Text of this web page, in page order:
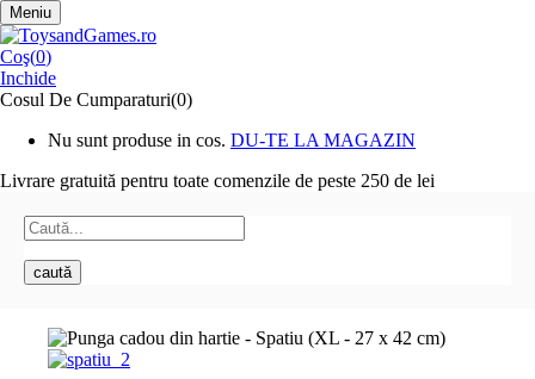
Meniu
Coş(0)
Inchide
Cosul De Cumparaturi(0)
Nu sunt produse in cos. DU-TE LA MAGAZIN
Livrare gratuită pentru toate comenzile de peste 250 de lei
caută